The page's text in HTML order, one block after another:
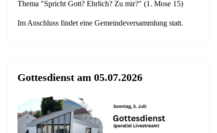
Thema "Spricht Gott? Ehrlich? Zu mir?" (1. Mose 15)
Im Anschluss findet eine Gemeindeversammlung statt.
Gottesdienst am 05.07.2026